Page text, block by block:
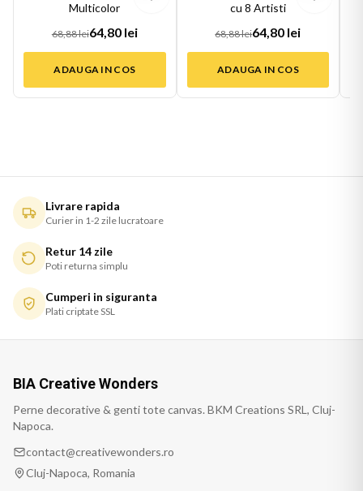
Multicolor
68,88 lei64,80 lei
ADAUGA IN COS
cu 8 Artisti
68,88 lei64,80 lei
ADAUGA IN COS
Livrare rapida
Curier in 1-2 zile lucratoare
Retur 14 zile
Poti returna simplu
Cumperi in siguranta
Plati criptate SSL
BIA Creative Wonders
Perne decorative & genti tote canvas. BKM Creations SRL, Cluj-
Napoca.
contact@creativewonders.ro
Cluj-Napoca, Romania